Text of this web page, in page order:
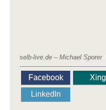
selb-live.de – Michael Sporer
Facebook Xing
LinkedIn